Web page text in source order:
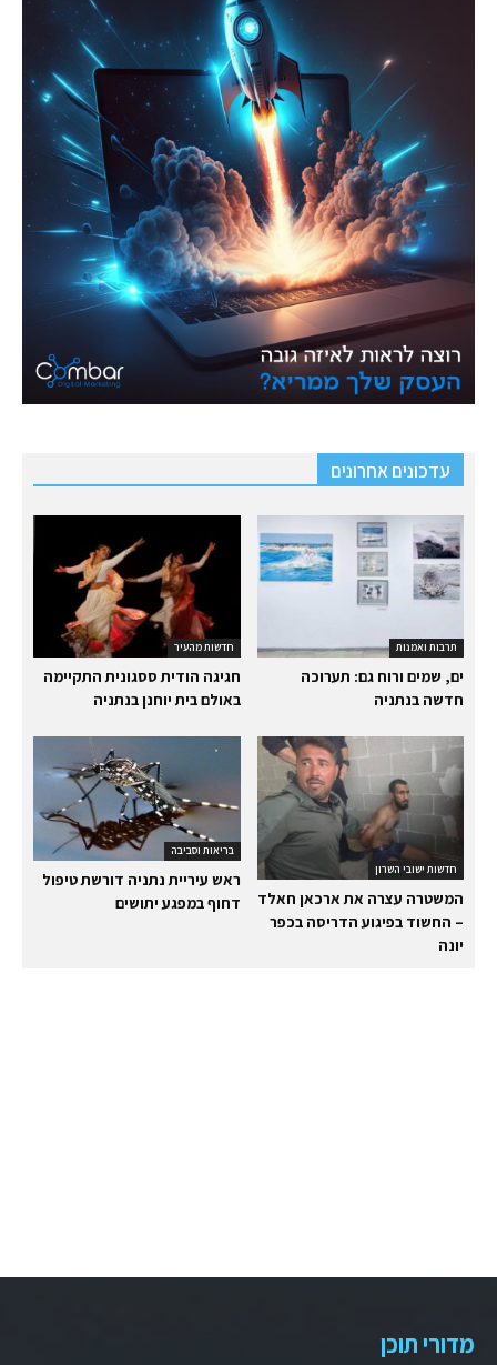
עדכונים אחרונים
חדשות מהעיר
חגיגה הודית ססגונית התקיימה
באולם בית יוחנן בנתניה
תרבות ואמנות
ים, שמים ורוח גם: תערוכה
חדשה בנתניה
בריאות וסביבה
ראש עיריית נתניה דורשת טיפול
דחוף במפגע יתושים
חדשות ישובי השרון
המשטרה עצרה את ארכאן חאלד
– החשוד בפיגוע הדריסה בכפר
יונה
מדורי תוכן